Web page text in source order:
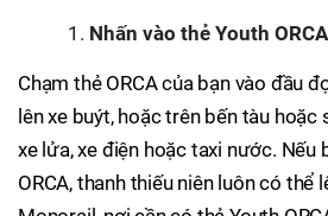
Nhấn vào thẻ Youth
Chạm thẻ ORCA của bạn vào đầu
lên xe buýt, hoặc trên bến tàu
xe lửa, xe điện hoặc taxi nước. Nếu
ORCA, thanh thiếu niên luôn có thể